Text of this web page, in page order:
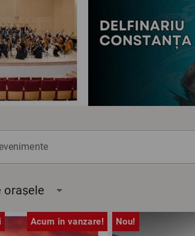
orașele arrow_drop_down
Acum in vanzare! Nou!